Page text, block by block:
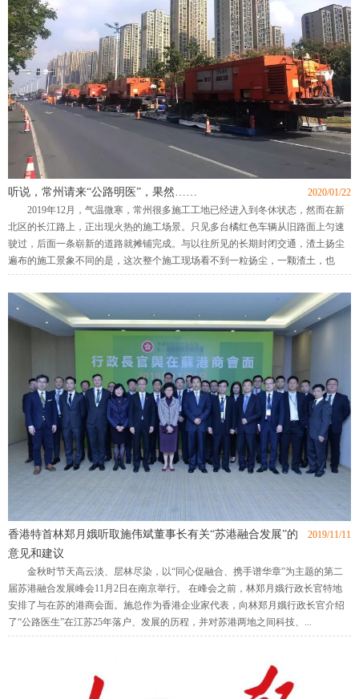
2020/01/22
听说，常州请来“公路明医”，果然……
2019年12月，气温微寒，常州很多施工工地已经进入到冬休状态，然而在新
北区的长江路上，正出现火热的施工场景。只见多台橘红色车辆从旧路面上匀速
驶过，后面一条崭新的道路就摊铺完成。与以往所见的长期封闭交通，渣土扬尘
遍布的施工景象不同的是，这次整个施工现场看不到一粒扬尘，一颗渣土，也
没...
2019/11/11
香港特首林郑月娥听取施伟斌董事长有关“苏港融合发展”的
意见和建议
金秋时节天高云淡、层林尽染，以“同心促融合、携手谱华章”为主题的第二
届苏港融合发展峰会11月2日在南京举行。 在峰会之前，林郑月娥行政长官特地
安排了与在苏的港商会面。施总作为香港企业家代表，向林郑月娥行政长官介绍
了“公路医生”在江苏25年落户、发展的历程，并对苏港两地之间科技、...